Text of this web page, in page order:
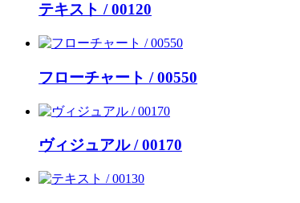
テキスト / 00120
フローチャート / 00550
ヴィジュアル / 00170